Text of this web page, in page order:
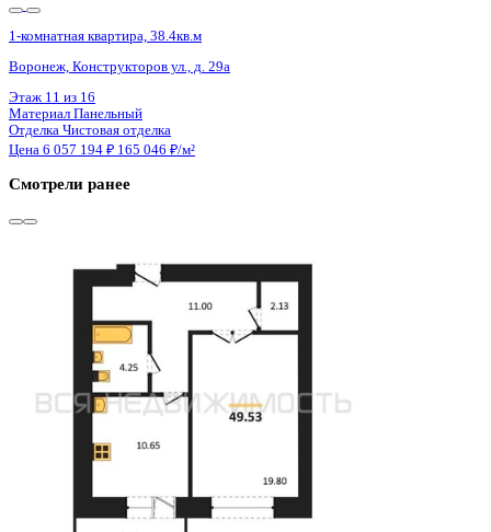
4 кв 2027
1-комнатная квартира, 38.4кв.м
Воронеж, Конструкторов ул., д. 29а
Этаж 15 из 16
Отделка Чистовая отделка